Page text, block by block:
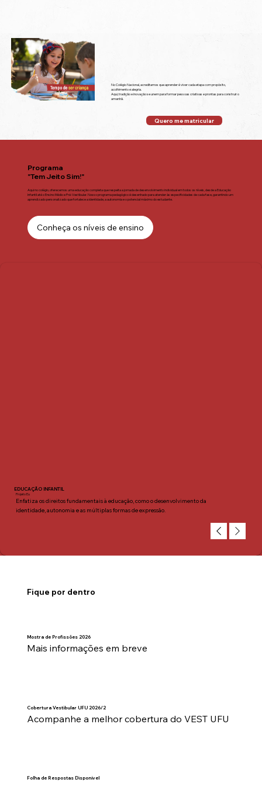
No Colégio Nacional, acreditamos que aprender é viver cada etapa com propósito,
acolhimento e alegria.
Aqui, tradição e inovação se unem para formar pessoas criativas e prontas para construir o
amanhã.
Quero me matricular
Programa
"Tem Jeito Sim!"
Aqui no colégio, oferecemos uma educação completa que respeita a jornada de desenvolvimento individual em todos os níveis, desde a Educação
Infantil até o Ensino Médio e Pré-Vestibular. Nosso programa pedagógico é desenhado para atender às especificidades de cada fase, garantindo um
aprendizado personalizado que fortalece a identidade, a autonomia e o potencial máximo do estudante.
Conheça os níveis de ensino
EDUCAÇÃO INFANTIL
Projeto Eu
Enfatiza os direitos fundamentais à educação, como o desenvolvimento da
identidade, autonomia e as múltiplas formas de expressão.
Fique por dentro
Mostra de Profissões 2026
Mais informações em breve
Cobertura Vestibular UFU 2026/2
Acompanhe a melhor cobertura do VEST UFU
Folha de Respostas Disponível